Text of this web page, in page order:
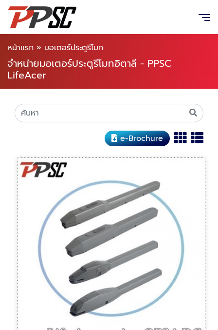
หน้าแรก » มอเตอร์ประตูรีโมท
จำหน่ายมอเตอร์ประตูรีโมทอิตาลี - PPSC
LifeAcer
e-Brochure